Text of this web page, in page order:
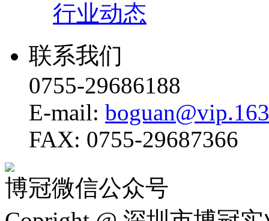
行业动态
联系我们
0755-29686188
E-mail:
FAX: 0755-29687366
博冠微信公众号